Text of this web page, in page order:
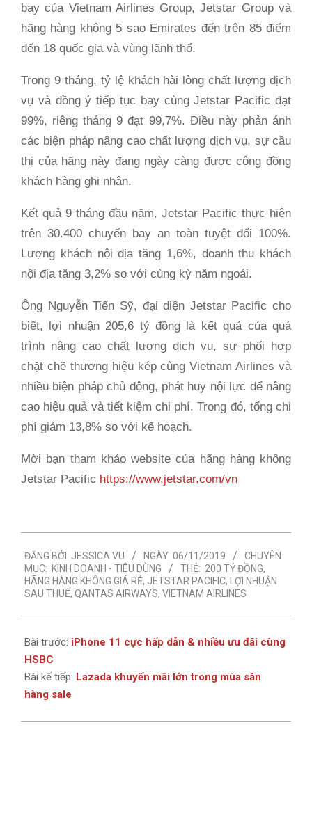
bay của Vietnam Airlines Group, Jetstar Group và
hãng hàng không 5 sao Emirates đến trên 85 điểm
đến 18 quốc gia và vùng lãnh thổ.
Trong 9 tháng, tỷ lệ khách hài lòng chất lượng dịch
vụ và đồng ý tiếp tục bay cùng Jetstar Pacific đạt
99%, riêng tháng 9 đạt 99,7%. Điều này phản ánh
các biện pháp nâng cao chất lượng dịch vụ, sự cầu
thị của hãng này đang ngày càng được cộng đồng
khách hàng ghi nhận.
Kết quả 9 tháng đầu năm, Jetstar Pacific thực hiện
trên 30.400 chuyến bay an toàn tuyệt đối 100%.
Lượng khách nội địa tăng 1,6%, doanh thu khách
nội địa tăng 3,2% so với cùng kỳ năm ngoái.
Ông Nguyễn Tiến Sỹ, đại diện Jetstar Pacific cho
biết, lợi nhuận 205,6 tỷ đồng là kết quả của quá
trình nâng cao chất lượng dịch vụ, sự phối hợp
chặt chẽ thương hiệu kép cùng Vietnam Airlines và
nhiều biện pháp chủ động, phát huy nội lực để nâng
cao hiệu quả và tiết kiệm chi phí. Trong đó, tổng chi
phí giảm 13,8% so với kế hoạch.
Mời bạn tham khảo website của hãng hàng không
Jetstar Pacific https://www.jetstar.com/vn
11-
06
ĐĂNG BỞI JESSICA VU NGÀY 06/11/2019
CHUYÊN
MỤC: KINH DOANH - TIÊU DÙNG THẺ: 200 TỶ ĐỒNG,
HÃNG HÀNG KHÔNG GIÁ RẺ, JETSTAR PACIFIC,
LỢI NHUẬN
SAU THUẾ, QANTAS AIRWAYS, VIETNAM AIRLINES
Bài trước: iPhone 11 cực hấp dẫn & nhiều ưu đãi cùng
HSBC
Bài kế tiếp: Lazada khuyến mãi lớn trong mùa săn
hàng sale